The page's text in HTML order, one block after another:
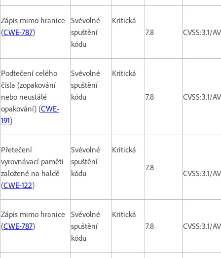
Zápis mimo hranice
(CWE-787)
Svévolné
spuštění
kódu
Kritická
7.8
CVSS:3.1/
Podtečení celého
čísla (zopakování
nebo neustálé
opakování) (CWE-
191)
Svévolné
spuštění
kódu
Kritická
7.8 CVSS:3.1/
Přetečení
vyrovnávací paměti
založené na haldě
(CWE-122)
Svévolné
spuštění
kódu
Kritická
7.8
CVSS:3.1/
Zápis mimo hranice
(CWE-787)
Svévolné
spuštění
kódu
Kritická
7.8
CVSS:3.1/